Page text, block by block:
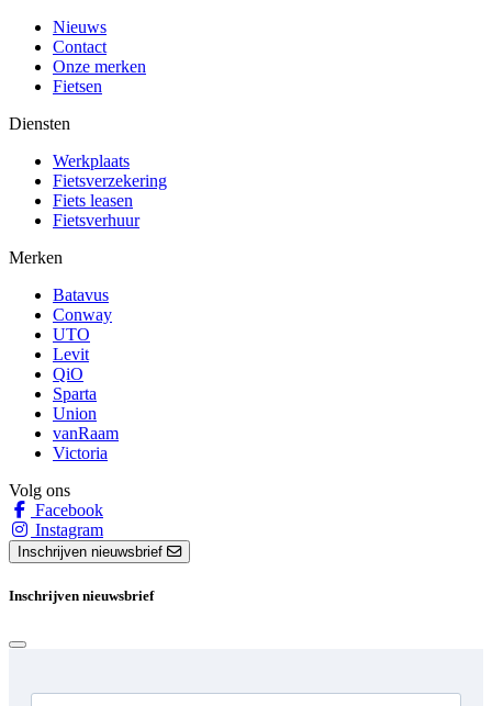
Nieuws
Contact
Onze merken
Fietsen
Diensten
Werkplaats
Fietsverzekering
Fiets leasen
Fietsverhuur
Merken
Batavus
Conway
UTO
Levit
QiO
Sparta
Union
vanRaam
Victoria
Volg ons
Facebook
Instagram
Inschrijven nieuwsbrief
Inschrijven nieuwsbrief